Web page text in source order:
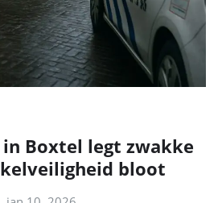
Boxtel legt zwakke
bloot